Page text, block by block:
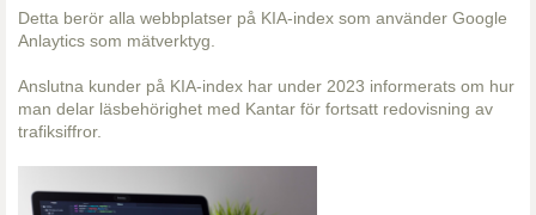
Detta berör alla webbplatser på KIA-index som använder Google
Anlaytics som mätverktyg.
Anslutna kunder på KIA-index har under 2023 informerats om hur
man delar läsbehörighet med Kantar för fortsatt redovisning av
trafiksiffror.